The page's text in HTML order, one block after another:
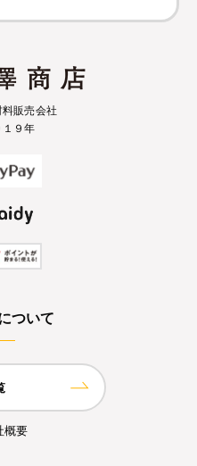
販売会社
９年
ついて
概要